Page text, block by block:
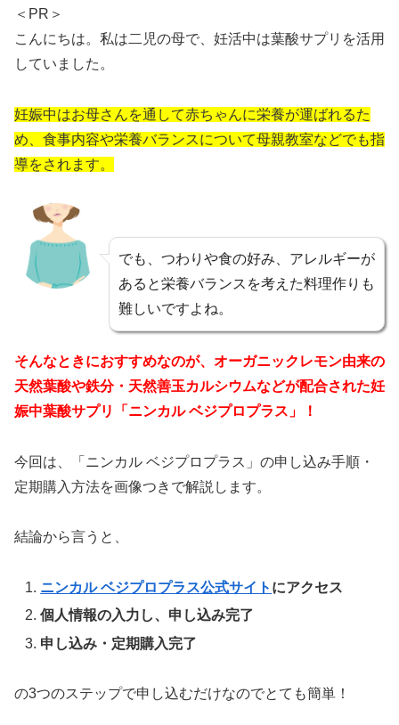
＜PR＞
こんにちは。私は二児の母で、妊活中は葉酸サプリを活用
していました。
妊娠中はお母さんを通して赤ちゃんに栄養が運ばれるた
め、食事内容や栄養バランスについて母親教室などでも指
導をされます。
でも、つわりや食の好み、アレルギーが
あると栄養バランスを考えた料理作りも
難しいですよね。
そんなときにおすすめなのが、オーガニックレモン由来の
天然葉酸や鉄分・天然善玉カルシウムなどが配合された妊
娠中葉酸サプリ「ニンカル ベジプロプラス」！
今回は、「ニンカル ベジプロプラス」の申し込み手順・
定期購入方法を画像つきで解説します。
結論から言うと、
ニンカル ベジプロプラス公式サイト にアクセス
個人情報の入力し、申し込み完了
申し込み・定期購入完了
の3つのステップで申し込むだけなのでとても簡単！